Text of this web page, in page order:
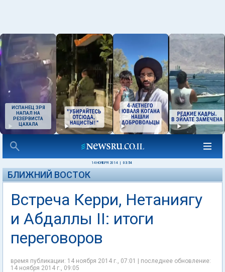
ИСПАНЕЦ ЗРЯ
НАПАЛ НА
РЕЗЕРВИСТА
ЦАХАЛА
14 НОЯБРЯ 2014 03:54
БЛИЖНИЙ ВОСТОК
Встреча Керри, Нетаниягу
и Абдаллы II: итоги
переговоров
время публикации: 14 ноября 2014 г., 07:01 | последнее обновление:
14 ноября 2014 г., 09:05